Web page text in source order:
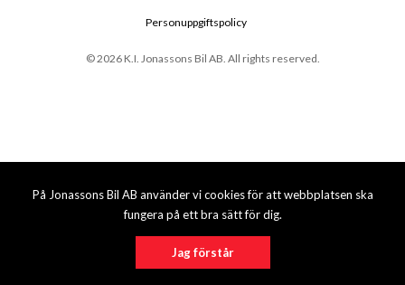
På Jonassons Bil AB använder vi cookies för att webbplatsen ska
fungera på ett bra sätt för dig.
Jag förstår
© 2026 K.I. Jonassons Bil AB. All rights reserved.
Personuppgiftspolicy